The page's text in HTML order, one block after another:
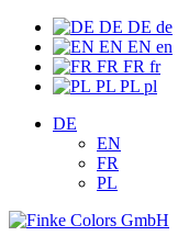
DE DE de
EN EN en
FR FR fr
PL PL pl
DE
EN
FR
PL